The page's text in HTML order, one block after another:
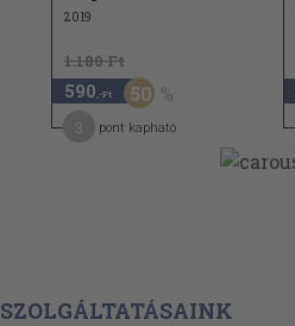
2019
1.180 Ft
590 ,-Ft 50
pont kapható
SZOLGÁLTATÁSAINK